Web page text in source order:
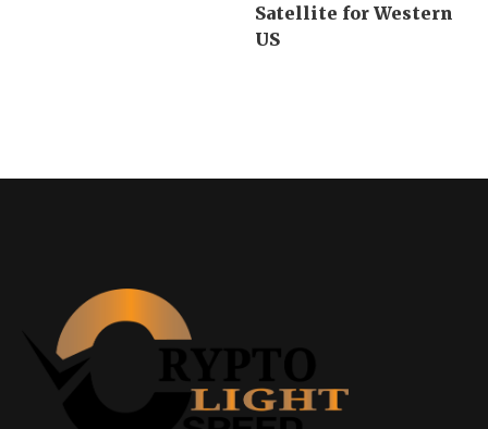
Satellite for Western
US